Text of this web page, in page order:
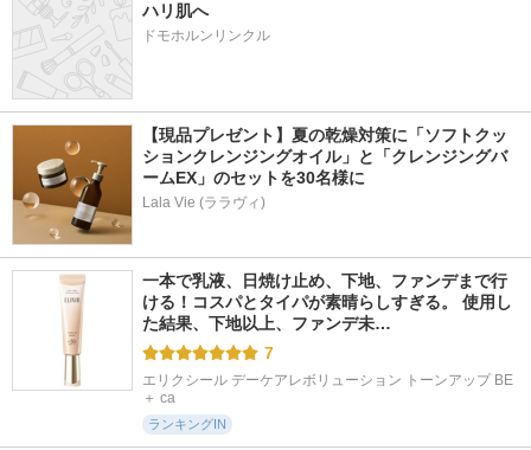
ハリ肌へ
ドモホルンリンクル
【現品プレゼント】夏の乾燥対策に「ソフトクッ
ションクレンジングオイル」と「クレンジングバ
ームEX」のセットを30名様に
Lala Vie (ララヴィ)
一本で乳液、日焼け止め、下地、ファンデまで行
ける！コスパとタイパが素晴らしすぎる。 使用し
た結果、下地以上、ファンデ未…
7
エリクシール デーケアレボリューション トーンアップ BE
＋ ca
ランキングIN